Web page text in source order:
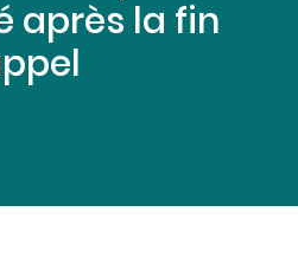
après la fin